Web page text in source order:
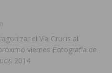
el Vía Crucis al
viernes Fotografía de
2014